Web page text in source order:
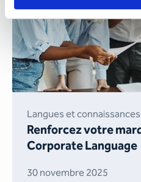
Renforcez votre
Corporate Language
Langues et connaissances
30 novembre 2025